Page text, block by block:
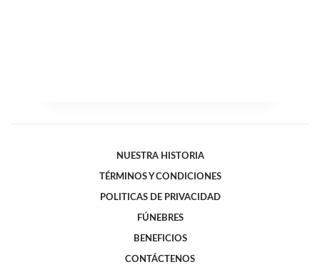
NUESTRA HISTORIA
TÉRMINOS Y CONDICIONES
POLITICAS DE PRIVACIDAD
FÚNEBRES
BENEFICIOS
CONTÁCTENOS